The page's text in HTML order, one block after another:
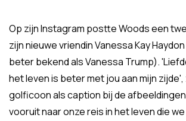
Op zijn Instagram postte Woods een
zijn nieuwe vriendin Vanessa Kay
beter bekend als Vanessa Trump).
het leven is beter met jou aan mijn
golficoon als caption bij de
vooruit naar onze reis in het leven die